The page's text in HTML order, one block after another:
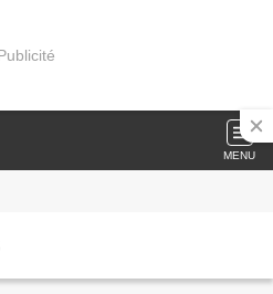
MENU